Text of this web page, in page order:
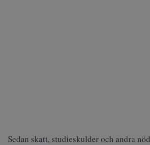
Sedan skatt, studieskulder och andra